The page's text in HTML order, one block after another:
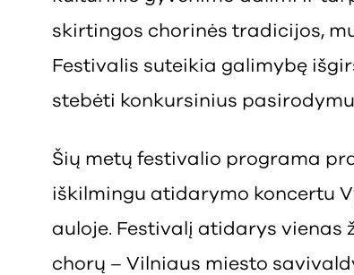
skirtingos chorinės tradicijos,
Festivalis suteikia galimybę
stebėti konkursinius
Šių metų festivalio programa
iškilmingu atidarymo koncertu
auloje. Festivalį atidarys vienas
chorų – Vilniaus miesto